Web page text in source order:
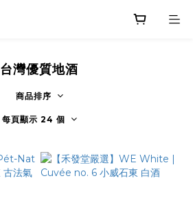
台灣優質地酒
商品排序
每頁顯示 24 個